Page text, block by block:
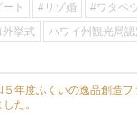
ト #リゾ婚
#ワタベ
外挙式 ハワイ州観光局
５年度ふくいの逸品創造
した。